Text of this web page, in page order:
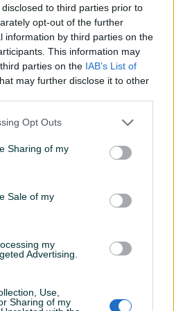
to third parties prior to
opt-out of the further
information by third parties on the
This information may
parties on the IAB’s List of
may further disclose it to other
Opt Outs
Sharing of my
Sale of my
my
Advertising.
Use,
Sharing of my
1N0+1NC 230VAC ISKRA
132,60 KM
SIVA 3x SCHUKO
Novo